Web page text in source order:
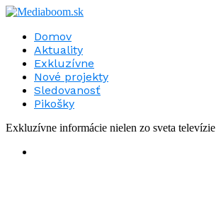
Domov
Aktuality
Exkluzívne
Nové projekty
Sledovanosť
Pikošky
Exkluzívne informácie nielen zo sveta televízie